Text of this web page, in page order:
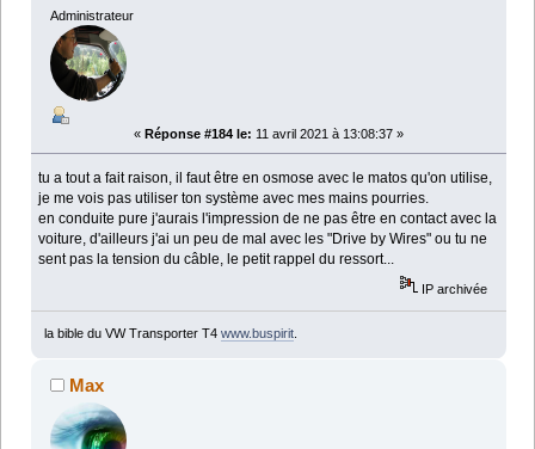
Administrateur
« Réponse #184 le: 11 avril 2021 à 13:08:37 »
tu a tout a fait raison, il faut être en osmose avec le matos qu'on utilise,
je me vois pas utiliser ton système avec mes mains pourries.
en conduite pure j'aurais l'impression de ne pas être en contact avec la
voiture, d'ailleurs j'ai un peu de mal avec les "Drive by Wires" ou tu ne
sent pas la tension du câble, le petit rappel du ressort...
IP archivée
la bible du VW Transporter T4 www.buspirit.
Max